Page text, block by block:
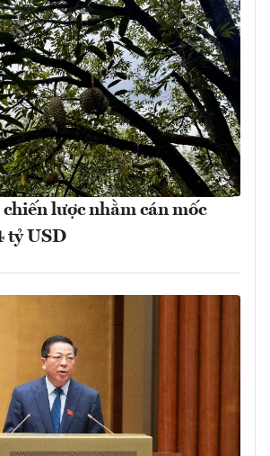
lược nhằm cán mốc
tỷ USD